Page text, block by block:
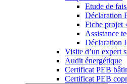
Etude de
Déclaration
Fiche projet
Assistance
Déclaration
Visite d’un expert
Audit énergétique
Certificat PEB
Certificat PEB